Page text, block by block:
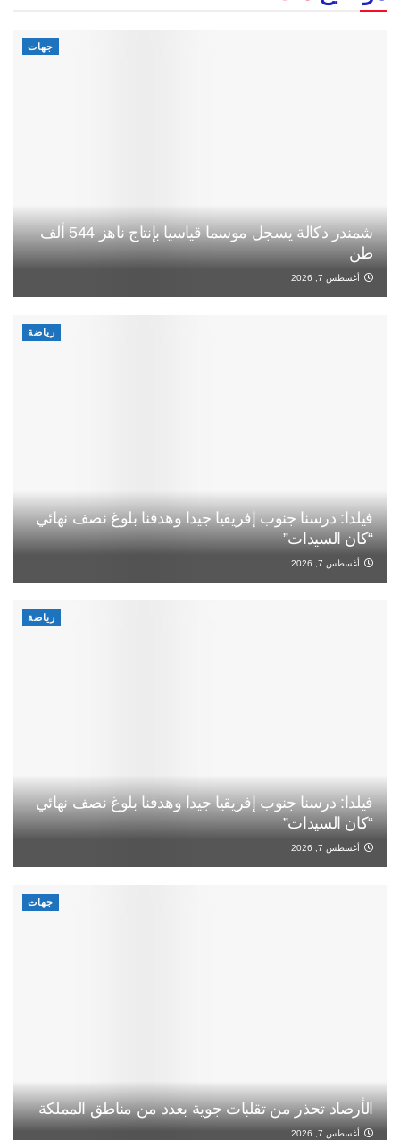
جهات
شمندر دكالة يسجل موسما قياسيا بإنتاج ناهز 544 ألف
طن
أغسطس 7, 2026
رياضة
فيلدا: درسنا جنوب إفريقيا جيدا وهدفنا بلوغ نصف نهائي
“كان السيدات”
أغسطس 7, 2026
رياضة
فيلدا: درسنا جنوب إفريقيا جيدا وهدفنا بلوغ نصف نهائي
“كان السيدات”
أغسطس 7, 2026
جهات
الأرصاد تحذر من تقلبات جوية بعدد من مناطق المملكة
أغسطس 7, 2026